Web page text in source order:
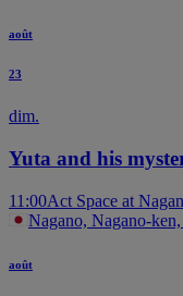
août
23
dim.
Yuta and his
11:00Act Space at
Nagano, Nagano-ken,
août